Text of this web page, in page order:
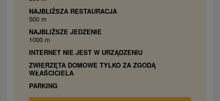
NAJBLIŻSZA RESTAURACJA
500 m
NAJBLIŻSZE JEDZENIE
1000 m
INTERNET NIE JEST W URZĄDZENIU
ZWIERZĘTA DOMOWE TYLKO ZA ZGODĄ
WŁAŚCICIELA
PARKING